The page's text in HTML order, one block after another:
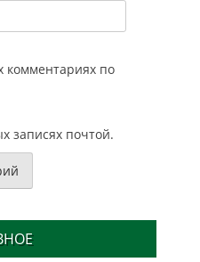
комментариях по
записях почтой.